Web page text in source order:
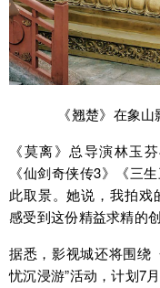
《翘楚》在象
《莫离》总导演林玉
《仙剑奇侠传3》《三
此取景。她说，我拍
感受到这份精益求精的创
据悉，影视城还将围绕
忧沉浸游”活动，计划7月